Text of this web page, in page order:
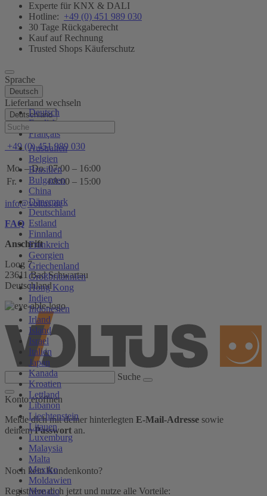
Experte für KNX & DALI
Hotline: +49 (0) 451 989 030
30 Tage Rückgaberecht
Kauf auf Rechnung
Trusted Shops Käuferschutz
Sprache
Deutsch
Deutsch
English
Français
Lieferland wechseln
Deutschland
Australien
Belgien
Brasilien
Bulgarien
China
Dänemark
Deutschland
Estland
Finnland
Frankreich
Georgien
Griechenland
Großbritannien
Hong Kong
Indien
Indonesien
Irland
Island
Israel
Italien
Japan
Kanada
Kroatien
Lettland
Libanon
Liechtenstein
Litauen
Luxemburg
Malaysia
Malta
Mexiko
Moldawien
Monaco
Hilfe
+49 (0) 451 989 030
Mo. – Do. 07:00 – 16:00
Fr.
08:00 – 15:00
info@voltus.de
FAQ
Anschrift
Loog 7
23611 Bad Schwartau
Deutschland
Suche
Konto eröffnen
Melde dich mit deiner hinterlegten E-Mail-Adresse sowie
deinemPasswort an.
Noch kein Kundenkonto?
Registriere dich jetzt und nutze alle Vorteile: